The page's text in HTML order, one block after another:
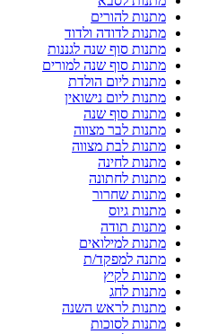
מתנות להורים
מתנות לדודה ולדוד
מתנות סוף שנה לגננות
מתנות סוף שנה למורים
מתנות ליום הולדת
מתנות ליום נישואין
מתנות סוף שנה
מתנות לבר מצווה
מתנות לבת מצווה
מתנות לחינה
מתנות לחתונה
מתנות שחרור
מתנות גיוס
מתנות תודה
מתנות למילואים
מתנה למפקד/ת
מתנות לקיץ
מתנות לחג
מתנות לראש השנה
מתנות לסוכות